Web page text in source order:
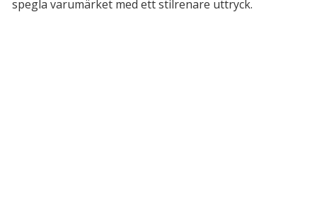
spegla varumärket med ett stilrenare uttryck.